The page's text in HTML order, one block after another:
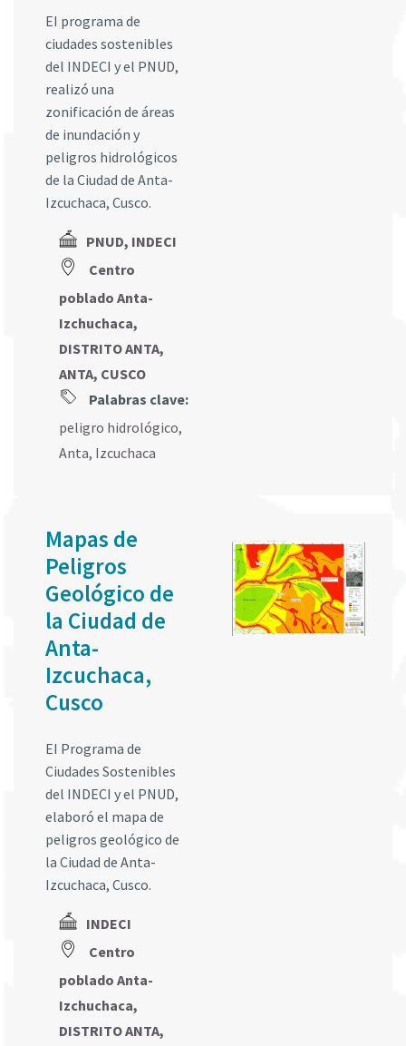
EI programa de
ciudades sostenibles
del INDECI y el PNUD,
realizó una
zonificación de áreas
de inundación y
peligros hidrológicos
de la Ciudad de Anta-
Izcuchaca, Cusco.
PNUD, INDECI
Centro
poblado Anta-
Izchuchaca,
DISTRITO ANTA,
ANTA, CUSCO
Palabras clave:
peligro hidrológico,
Anta, Izcuchaca
Mapas de
Peligros
Geológico de
la Ciudad de
Anta-
Izcuchaca,
Cusco
EI Programa de
Ciudades Sostenibles
del INDECI y el PNUD,
elaboró el mapa de
peligros geológico de
la Ciudad de Anta-
Izcuchaca, Cusco.
INDECI
Centro
poblado Anta-
Izchuchaca,
DISTRITO ANTA,